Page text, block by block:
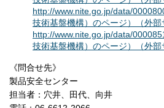
http://www.nite.go.jp/data/
技術基盤機構）のページ）（外部
http://www.nite.go.jp/data/
技術基盤機構）のページ）（外部
《問合せ先》
製品安全センター
担当者：穴井、田代、向井